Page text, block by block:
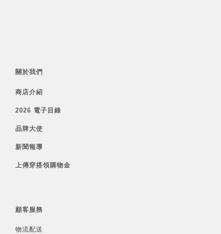
關於我們
商店介紹
2026 電子目錄
品牌大使
新聞報導
上傳穿搭領購物金
顧客服務
物流配送